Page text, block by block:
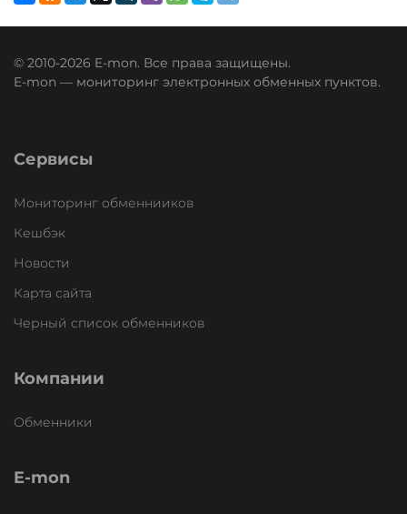
© 2010-2026 E-mon. Все права защищены.
E-mon — мониторинг электронных обменных пунктов.
Сервисы
Мониторинг обменнииков
Кешбэк
Новости
Карта сайта
Черный список обменников
Компании
Обменники
E-mon